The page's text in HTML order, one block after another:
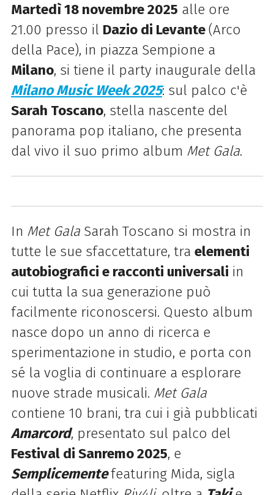
Martedì 18 novembre 2025 alle ore
21.00 presso il Dazio di Levante(Arco
della Pace), in piazza Sempione a
Milano, si tiene il party inaugurale della
Milano Music Week 2025: sul palco c'è
Sarah Toscano, stella nascente del
panorama pop italiano, che presenta
dal vivo il suo primo album Met Gala.
In Met Gala Sarah Toscano si mostra in
tutte le sue sfaccettature, tra elementi
autobiografici e racconti universali in
cui tutta la sua generazione può
facilmente riconoscersi. Questo album
nasce dopo un anno di ricerca e
sperimentazione in studio, e porta con
sé la voglia di continuare a esplorare
nuove strade musicali. Met Gala
contiene 10 brani, tra cui i già pubblicati
Amarcord, presentato sul palco del
Festival di Sanremo 2025, e
Semplicementefeaturing Mida, sigla